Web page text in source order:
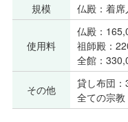
規模
仏殿：着
使用料
仏殿：
祖師殿：
全館：
その他
貸し布団
全ての宗教